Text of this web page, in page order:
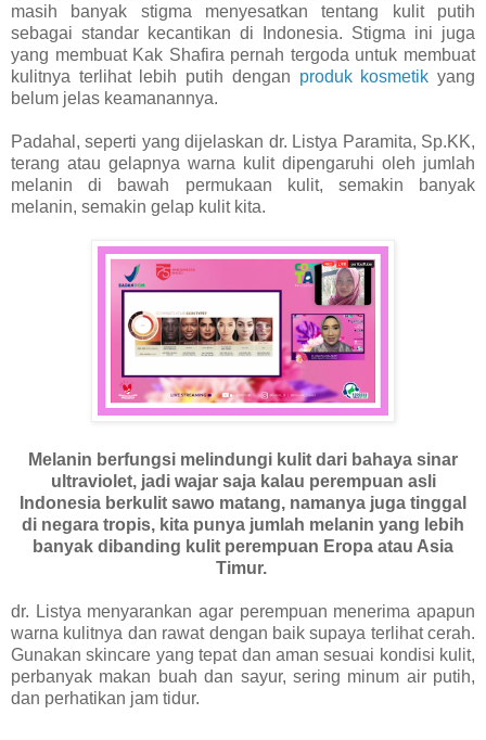
masih banyak stigma menyesatkan tentang kulit putih
sebagai standar kecantikan di Indonesia. Stigma ini juga
yang membuat Kak Shafira pernah tergoda untuk membuat
kulitnya terlihat lebih putih dengan produk kosmetik yang
belum jelas keamanannya.
Padahal, seperti yang dijelaskan dr. Listya Paramita, Sp.KK,
terang atau gelapnya warna kulit dipengaruhi oleh jumlah
melanin di bawah permukaan kulit, semakin banyak
melanin, semakin gelap kulit kita.
Melanin berfungsi melindungi kulit dari bahaya sinar
ultraviolet, jadi wajar saja kalau perempuan asli
Indonesia berkulit sawo matang, namanya juga tinggal
di negara tropis, kita punya jumlah melanin yang lebih
banyak dibanding kulit perempuan Eropa atau Asia
Timur.
dr. Listya menyarankan agar perempuan menerima apapun
warna kulitnya dan rawat dengan baik supaya terlihat cerah.
Gunakan skincare yang tepat dan aman sesuai kondisi kulit,
perbanyak makan buah dan sayur, sering minum air putih,
dan perhatikan jam tidur.